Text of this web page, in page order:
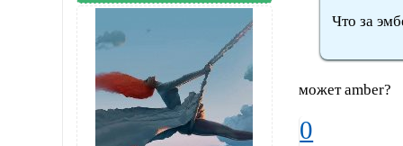
Что за
может amber?
0